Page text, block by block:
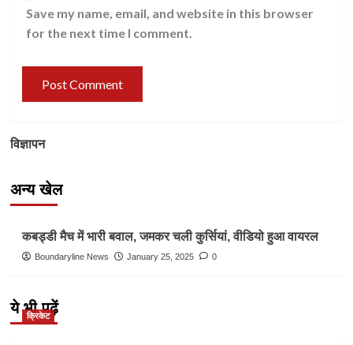
Save my name, email, and website in this browser
for the next time I comment.
विज्ञापन
अन्य खेल
Other Sports
कबड्डी मैच में भारी बवाल, जमकर चली कुर्सियां, वीडियो हुआ वायरल
Boundaryline News January 25, 2025 0
ये भी पढ़ें
क्रिकेट